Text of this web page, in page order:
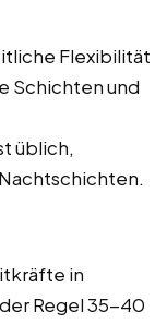
Flexibilität
Schichten und
üblich,
in
Regel 35-40